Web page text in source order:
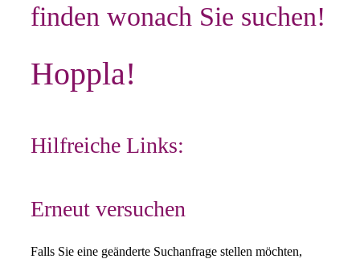
finden wonach Sie suchen!
Hoppla!
Hilfreiche Links:
Erneut versuchen
Falls Sie eine geänderte Suchanfrage stellen möchten,